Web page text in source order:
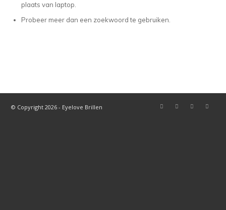
plaats van laptop.
Probeer meer dan een zoekwoord te gebruiken.
© Copyright 2026 - Eyelove Brillen